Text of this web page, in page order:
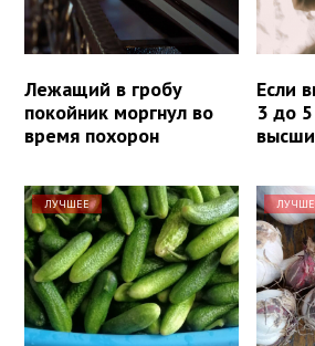
Лежащий в гробу
покойник моргнул во
время похорон
Если
3 до
ЛУЧШЕЕ